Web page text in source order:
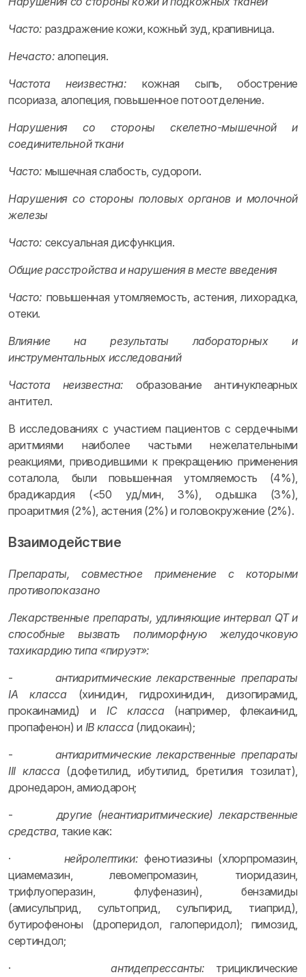
Часто: раздражение кожи, кожный зуд, крапивница.
Нечасто: алопеция.
Частота неизвестна: кожная сыпь, обострение
псориаза, алопеция, повышенное потоотделение.
Нарушения со стороны скелетно-мышечной и
соединительной ткани
Часто: мышечная слабость, судороги.
Нарушения со стороны половых органов и молочной
железы
Часто: сексуальная дисфункция.
Общие расстройства и нарушения в месте введения
Часто: повышенная утомляемость, астения, лихорадка,
отеки.
Влияние на результаты лабораторных и
инструментальных исследований
Частота неизвестна: образование антинуклеарных
антител.
В исследованиях с участием пациентов с сердечными
аритмиями наиболее частыми нежелательными
реакциями, приводившими к прекращению применения
соталола, были повышенная утомляемость (4%),
брадикардия (<50 уд/мин, 3%), одышка (3%),
проаритмия (2%), астения (2%) и головокружение (2%).
Взаимодействие
Препараты, совместное применение с которыми
противопоказано
Лекарственные препараты, удлиняющие интервал QT и
способные вызвать полиморфную желудочковую
тахикардию типа «пируэт»:
- антиаритмические лекарственные препараты
IA класса(хинидин, гидрохинидин, дизопирамид,
прокаинамид) и IC класса(например, флекаинид,
пропафенон) и IB класса(лидокаин);
- антиаритмические лекарственные препараты
III класса(дофетилид, ибутилид, бретилия тозилат),
дронедарон, амиодарон;
-другие (неантиаритмические) лекарственные
средства, такие как:
· нейролептики: фенотиазины (хлорпромазин,
циамемазин, левомепромазин, тиоридазин,
трифлуоперазин, флуфеназин), бензамиды
(амисульприд, сультоприд, сульпирид, тиаприд),
бутирофеноны (дроперидол, галоперидол); пимозид,
сертиндол;
·антидепрессанты: трициклические